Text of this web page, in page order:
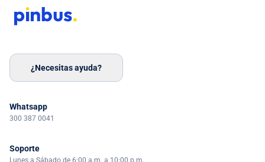
¿Necesitas ayuda?
Whatsapp
300 387 0041
Soporte